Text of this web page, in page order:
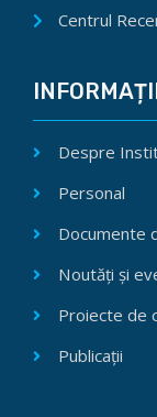
Centrul
Despre
Personal
Documente
Noutăți și
Proiecte de
Publicații